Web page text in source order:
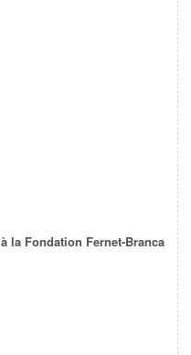
à la Fondation Fernet-Branca